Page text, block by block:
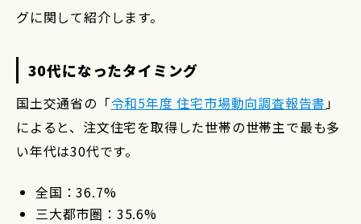
グに関して紹介します。
30代になったタイミング
国土交通省の「令和5年度 住宅市場動向調査報告書」
によると、注文住宅を取得した世帯の世帯主で最も多
い年代は30代です。
全国：36.7%
三大都市圏：35.6%